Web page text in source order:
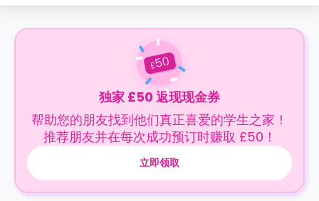
£50
独家 £50 返现现金券
帮助您的朋友找到他们真正喜爱的学生之家！
推荐朋友并在每次成功预订时赚取 £50！
立即领取